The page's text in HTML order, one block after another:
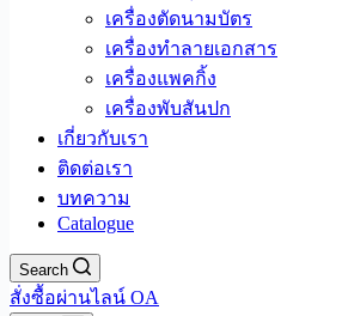
เครื่องตัดนามบัตร
เครื่องทำลายเอกสาร
เครื่องแพคกิ้ง
เครื่องพับสันปก
เกี่ยวกับเรา
ติดต่อเรา
บทความ
Catalogue
Search
สั่งซื้อผ่านไลน์ OA